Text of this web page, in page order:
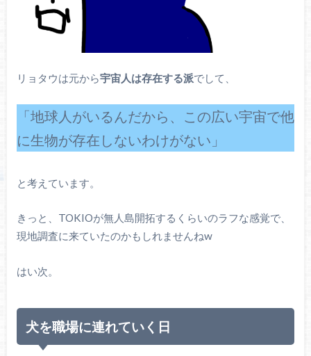
リョタウは元から宇宙人は存在する派でして、
「地球人がいるんだから、この広い宇宙で他
に生物が存在しないわけがない」
と考えています。
きっと、TOKIOが無人島開拓するくらいのラフな感覚で、
現地調査に来ていたのかもしれませんねw
はい次。
犬を職場に連れていく日